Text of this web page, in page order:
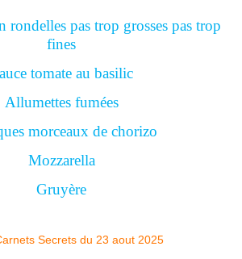
rondelles pas trop grosses pas trop
fines
tomate au basilic
Allumettes fumées
morceaux de chorizo
Mozzarella
Gruyère